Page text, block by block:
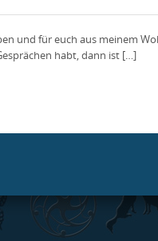
und für euch aus meinem
habt, dann ist […]